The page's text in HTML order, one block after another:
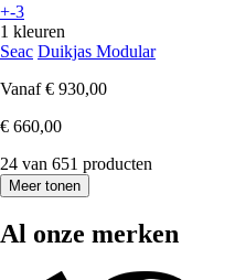
+-3
1 kleuren
Seac Duikjas Modular
Vanaf € 930,00
€ 660,00
24 van 651 producten
Meer tonen
Al onze merken